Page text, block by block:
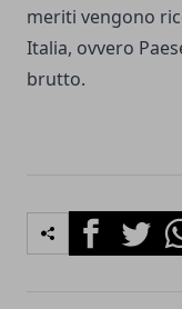
meriti vengono
Italia, ovvero
brutto.
FacebookTwitter